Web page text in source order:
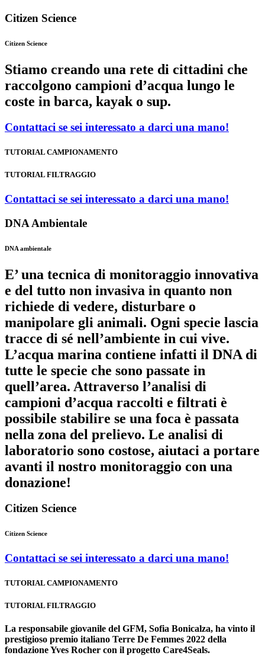
Citizen Science
Citizen Science
Stiamo creando una rete di cittadini che
raccolgono campioni d’acqua lungo le
coste in barca, kayak o sup.
Contattaci se sei interessato a darci una mano!
TUTORIAL CAMPIONAMENTO
TUTORIAL FILTRAGGIO
Contattaci se sei interessato a darci una mano!
DNA Ambientale
DNA ambientale
E’ una tecnica di monitoraggio innovativa
e del tutto non invasiva in quanto non
richiede di vedere, disturbare o
manipolare gli animali. Ogni specie lascia
tracce di sé nell’ambiente in cui vive.
L’acqua marina contiene infatti il DNA di
tutte le specie che sono passate in
quell’area. Attraverso l’analisi di
campioni d’acqua raccolti e filtrati è
possibile stabilire se una foca è passata
nella zona del prelievo. Le analisi di
laboratorio sono costose, aiutaci a portare
avanti il nostro monitoraggio con una
donazione!
Citizen Science
Citizen Science
Contattaci se sei interessato a darci una mano!
TUTORIAL CAMPIONAMENTO
TUTORIAL FILTRAGGIO
La responsabile giovanile del GFM, Sofia Bonicalza, ha vinto il
prestigioso premio italiano Terre De Femmes 2022 della
fondazione Yves Rocher con il progetto Care4Seals.